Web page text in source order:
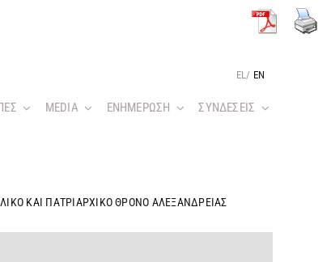
EL / EN
MEDIA ΕΝΗΜΕΡΩΣΗ ΣΥΝΔΕΣΕΙΣ
ΚΑΙ ΠΑΤΡΙΑΡΧΙΚΟ ΘΡΟΝΟ ΑΛΕΞΑΝΔΡΕΙΑΣ